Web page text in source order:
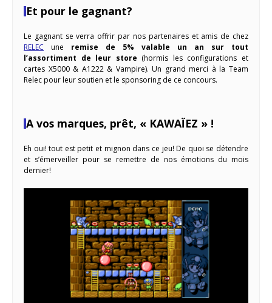
Et pour le gagnant?
Le gagnant se verra offrir par nos partenaires et amis de chez
RELEC une remise de 5% valable un an sur tout
l’assortiment de leur store (hormis les configurations et
cartes X5000 & A1222 & Vampire). Un grand merci à la Team
Relec pour leur soutien et le sponsoring de ce concours.
A vos marques, prêt, « KAWAÏEZ » !
Eh oui! tout est petit et mignon dans ce jeu! De quoi se détendre
et s’émerveiller pour se remettre de nos émotions du mois
dernier!